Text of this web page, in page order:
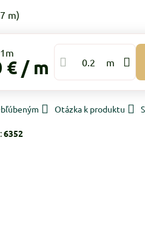
m)
€ / m m
Otázka k produktu
6352